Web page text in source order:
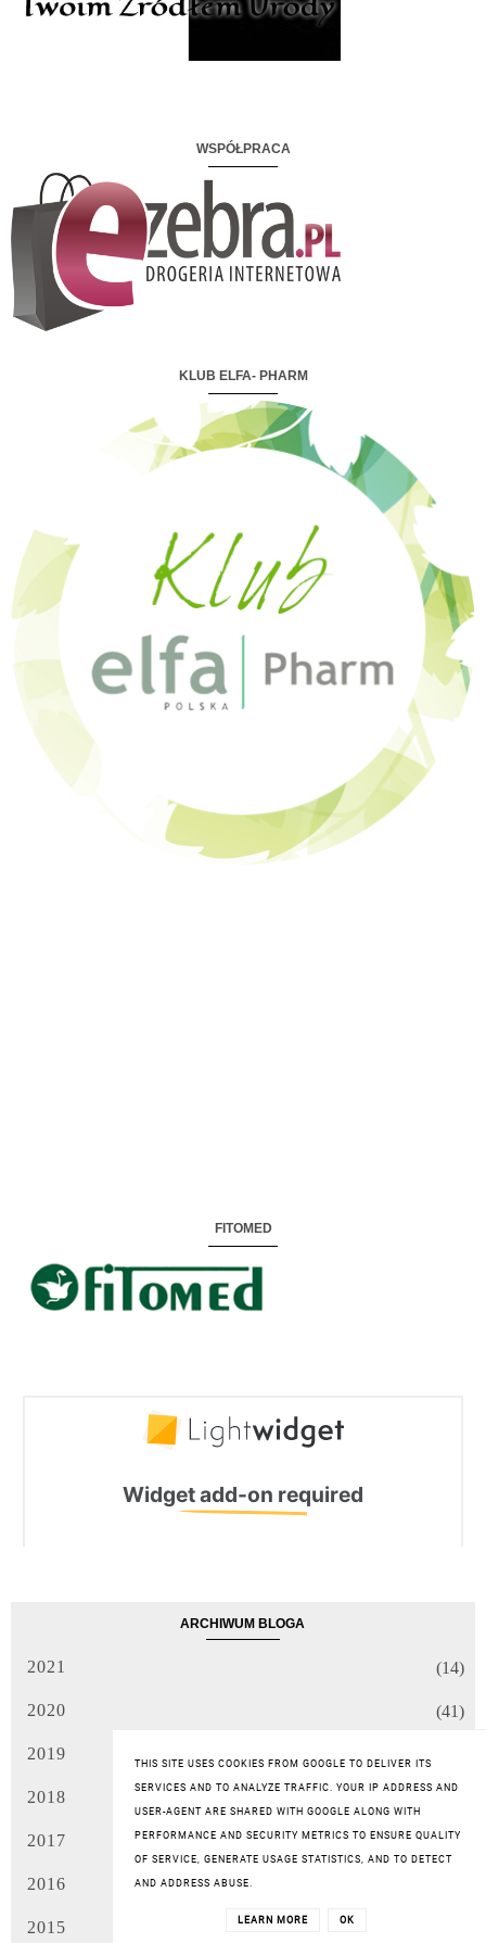
WSPÓŁPRACA
KLUB ELFA- PHARM
FITOMED
ARCHIWUM BLOGA
2021 (14)
2020 (41)
2019
2018
2017 (119)
2016
2015
THIS SITE USES COOKIES FROM GOOGLE TO DELIVER ITS
SERVICES AND TO ANALYZE TRAFFIC. YOUR IP ADDRESS AND
USER-AGENT ARE SHARED WITH GOOGLE ALONG WITH
PERFORMANCE AND SECURITY METRICS TO ENSURE QUALITY
OF SERVICE, GENERATE USAGE STATISTICS, AND TO DETECT
AND ADDRESS ABUSE.
LEARN MORE OK